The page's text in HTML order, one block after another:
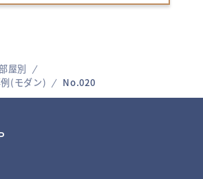
屋別
(モダン)
No.020